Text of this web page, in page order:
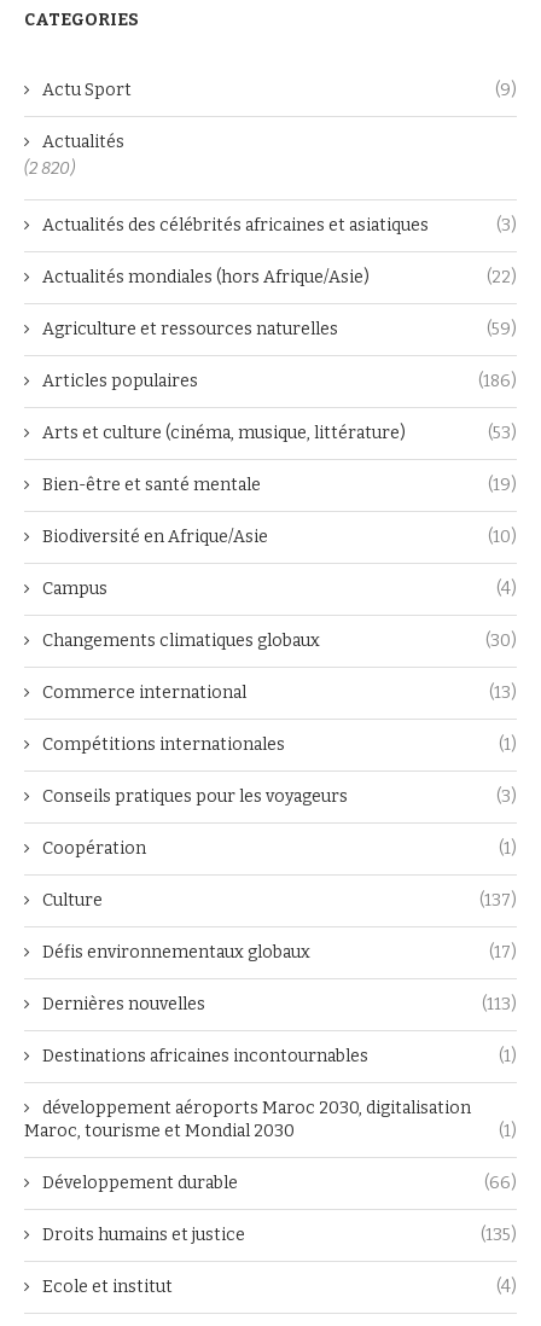
CATEGORIES
Actu Sport (9)
Actualités
(2 820)
Actualités des célébrités africaines et asiatiques (3)
Actualités mondiales (hors Afrique/Asie) (22)
Agriculture et ressources naturelles (59)
Articles populaires (186)
Arts et culture (cinéma, musique, littérature) (53)
Bien-être et santé mentale (19)
Biodiversité en Afrique/Asie (10)
Campus (4)
Changements climatiques globaux (30)
Commerce international (13)
Compétitions internationales (1)
Conseils pratiques pour les voyageurs (3)
Coopération (1)
Culture (137)
Défis environnementaux globaux (17)
Dernières nouvelles (113)
Destinations africaines incontournables (1)
développement aéroports Maroc 2030, digitalisation
Maroc, tourisme et Mondial 2030
(1)
Développement durable (66)
Droits humains et justice (135)
Ecole et institut (4)